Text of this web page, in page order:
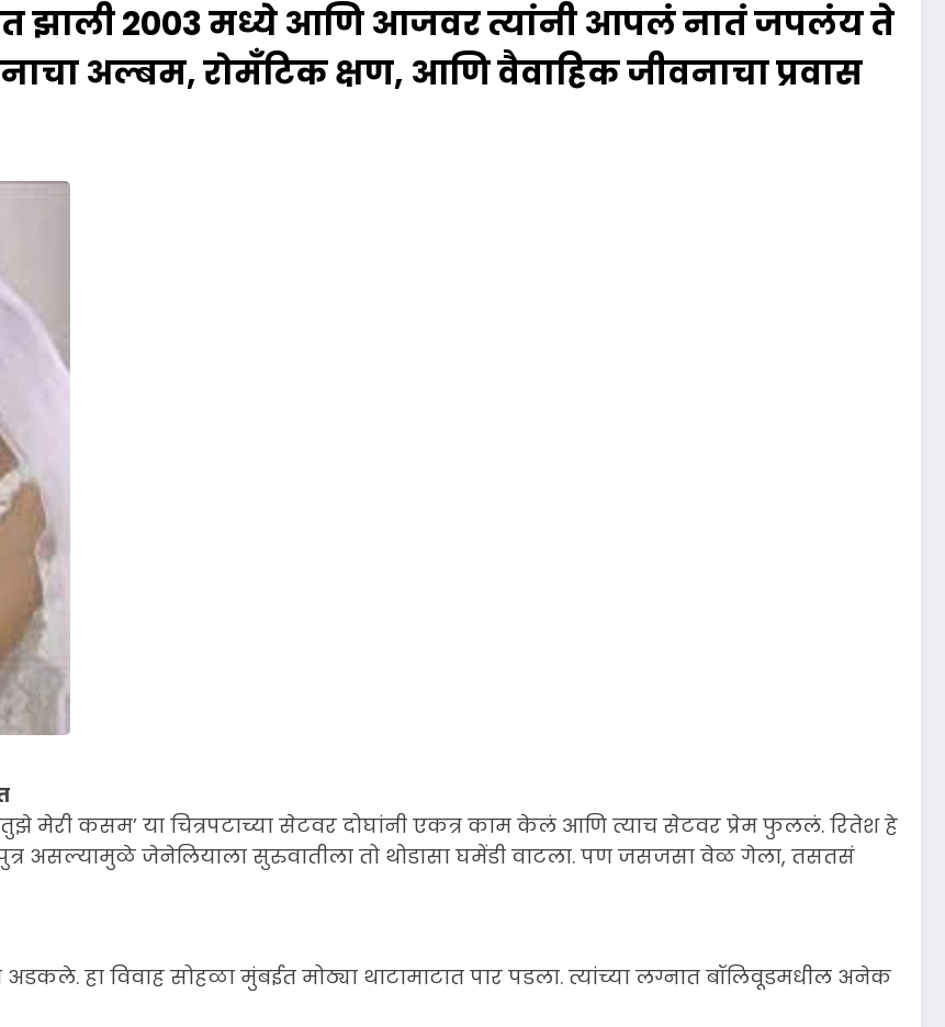
झाली 2003 मध्ये आणि आजवर त्यांनी आपलं नातं जपलंय ते
अल्बम, रोमँटिक क्षण, आणि वैवाहिक जीवनाचा प्रवास
मेरी कसम’ या चित्रपटाच्या सेटवर दोघांनी एकत्र काम केलं आणि त्याच सेटवर प्रेम फुललं. रितेश हे
असल्यामुळे जेनेलियाला सुरुवातीला तो थोडासा घमेंडी वाटला. पण जसजसा वेळ गेला, तसतसं
अडकले. हा विवाह सोहळा मुंबईत मोठ्या थाटामाटात पार पडला. त्यांच्या लग्नात बॉलिवूडमधील अनेक